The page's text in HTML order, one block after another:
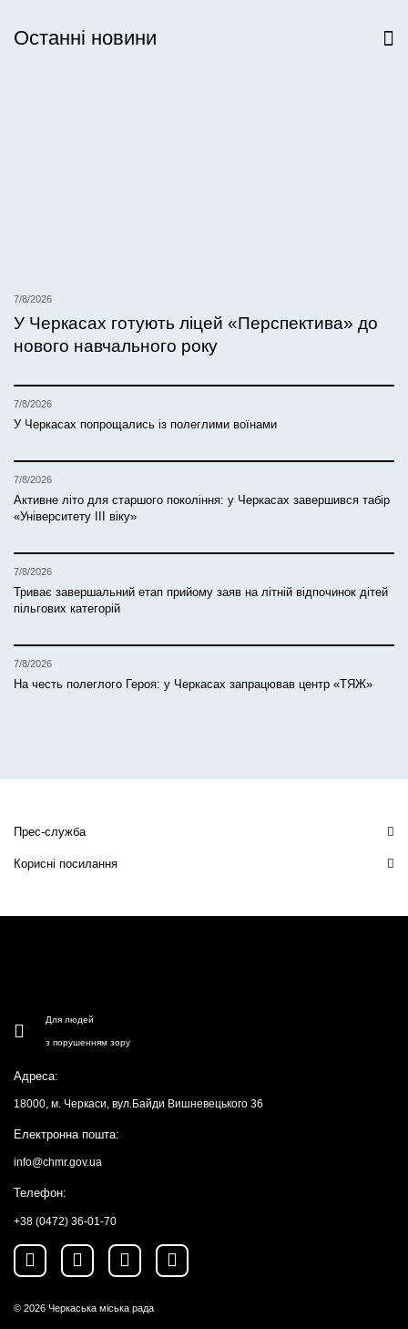
Останні новини
7/8/2026
У Черкасах готують ліцей «Перспектива» до
нового навчального року
7/8/2026
У Черкасах попрощались із полеглими воїнами
7/8/2026
Активне літо для старшого покоління: у Черкасах завершився табір
«Університету ІІІ віку»
7/8/2026
Триває завершальний етап прийому заяв на літній відпочинок дітей
пільгових категорій
7/8/2026
На честь полеглого Героя: у Черкасах запрацював центр «ТЯЖ»
Прес-служба
Корисні посилання
Для людей
з порушенням зору
Адреса:
18000, м. Черкаси, вул.Байди Вишневецького 36
Електронна пошта:
info@chmr.gov.ua
Телефон:
+38 (0472) 36-01-70
© 2026 Черкаська міська рада